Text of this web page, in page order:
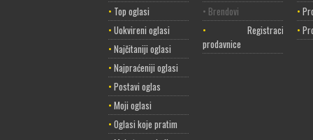
• Top oglasi
• Uokvireni oglasi
• Najčitaniji oglasi
• Najpraćeniji oglasi
• Postavi oglas
• Moji oglasi
• Oglasi koje pratim
• Brendovi
• Registracija
prodavnice
•
•